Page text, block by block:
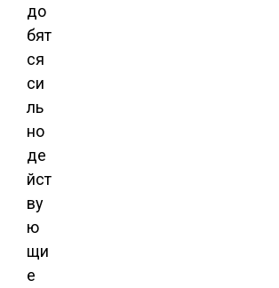
до
бят
ся
си
ль
но
де
йст
ву
ю
щи
е